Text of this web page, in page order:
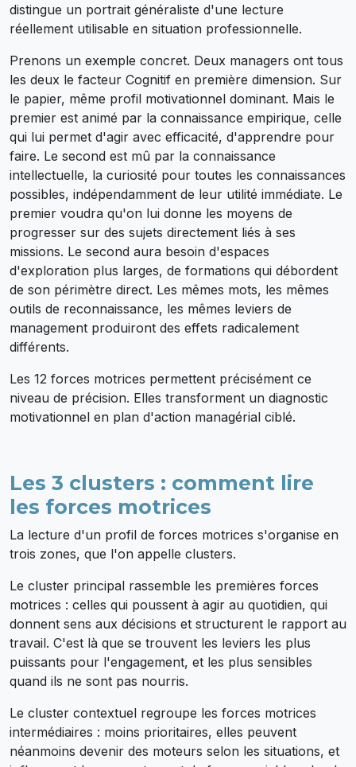
distingue un portrait généraliste d'une lecture
réellement utilisable en situation professionnelle.
Prenons un exemple concret. Deux managers ont tous
les deux le facteur Cognitif en première dimension. Sur
le papier, même profil motivationnel dominant. Mais le
premier est animé par la connaissance empirique, celle
qui lui permet d'agir avec efficacité, d'apprendre pour
faire. Le second est mû par la connaissance
intellectuelle, la curiosité pour toutes les connaissances
possibles, indépendamment de leur utilité immédiate. Le
premier voudra qu'on lui donne les moyens de
progresser sur des sujets directement liés à ses
missions. Le second aura besoin d'espaces
d'exploration plus larges, de formations qui débordent
de son périmètre direct. Les mêmes mots, les mêmes
outils de reconnaissance, les mêmes leviers de
management produiront des effets radicalement
différents.
Les 12 forces motrices permettent précisément ce
niveau de précision. Elles transforment un diagnostic
motivationnel en plan d'action managérial ciblé.
Les 3 clusters : comment lire
les forces motrices
La lecture d'un profil de forces motrices s'organise en
trois zones, que l'on appelle clusters.
Le cluster principal rassemble les premières forces
motrices : celles qui poussent à agir au quotidien, qui
donnent sens aux décisions et structurent le rapport au
travail. C'est là que se trouvent les leviers les plus
puissants pour l'engagement, et les plus sensibles
quand ils ne sont pas nourris.
Le cluster contextuel regroupe les forces motrices
intermédiaires : moins prioritaires, elles peuvent
néanmoins devenir des moteurs selon les situations, et